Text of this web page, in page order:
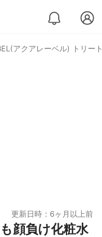
アクアレーベル) トリー
更新日時：6ヶ月以上前
顔負け化粧水